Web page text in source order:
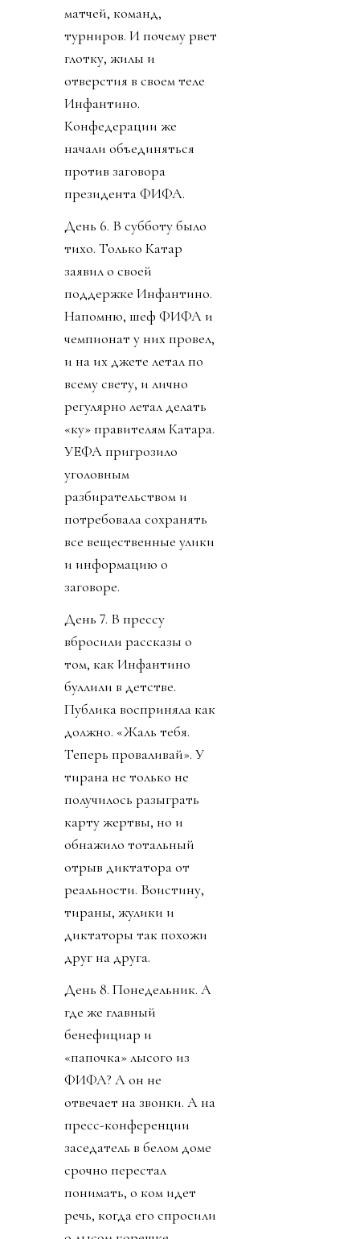
матчей, команд,
турниров. И почему рвет
глотку, жилы и
отверстия в своем теле
Инфантино.
Конфедерации же
начали объединяться
против заговора
президента ФИФА.
День 6. В субботу было
тихо. Только Катар
заявил о своей
поддержке Инфантино.
Напомню, шеф ФИФА и
чемпионат у них провел,
и на их джете летал по
всему свету, и лично
регулярно летал делать
«ку» правителям Катара.
УЕФА пригрозило
уголовным
разбирательством и
потребовала сохранять
все вещественные улики
и информацию о
заговоре.
День 7. В прессу
вбросили рассказы о
том, как Инфантино
буллили в детстве.
Публика восприняла как
должно. «Жаль тебя.
Теперь проваливай». У
тирана не только не
получилось разыграть
карту жертвы, но и
обнажило тотальный
отрыв диктатора от
реальности. Воистину,
тираны, жулики и
диктаторы так похожи
друг на друга.
День 8. Понедельник. А
где же главный
бенефициар и
«папочка» лысого из
ФИФА? А он не
отвечает на звонки. А на
пресс-конференции
заседатель в белом доме
срочно перестал
понимать, о ком идет
речь, когда его спросили